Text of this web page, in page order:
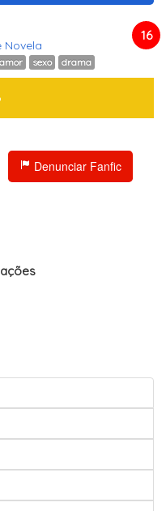
Novela
amor sexo drama
16
Denunciar Fanfic